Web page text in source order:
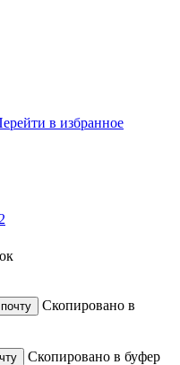
в избранное
Скопировано в
Скопировано в буфер